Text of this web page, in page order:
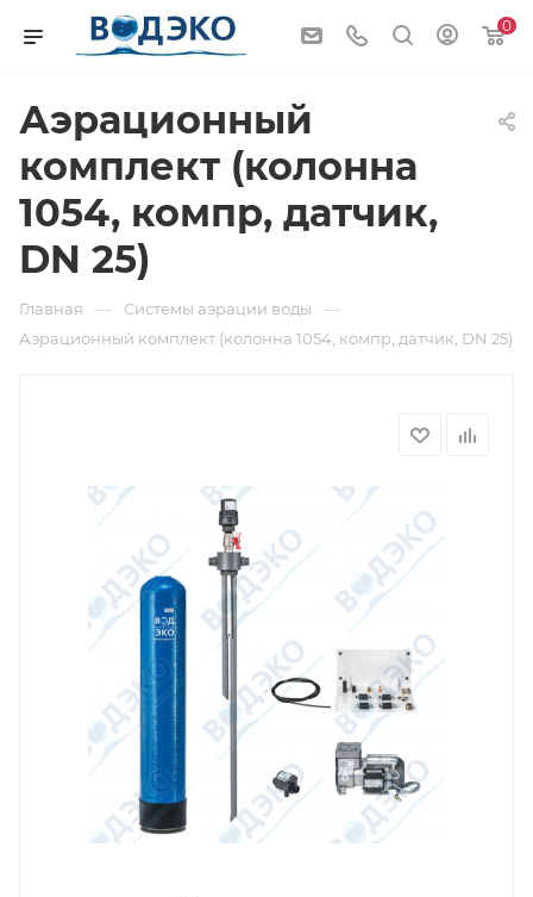
0
Аэрационный
комплект (колонна
1054, компр, датчик,
DN 25)
Главная — Системы аэрации воды —
Аэрационный комплект (колонна 1054, компр, датчик, DN 25)